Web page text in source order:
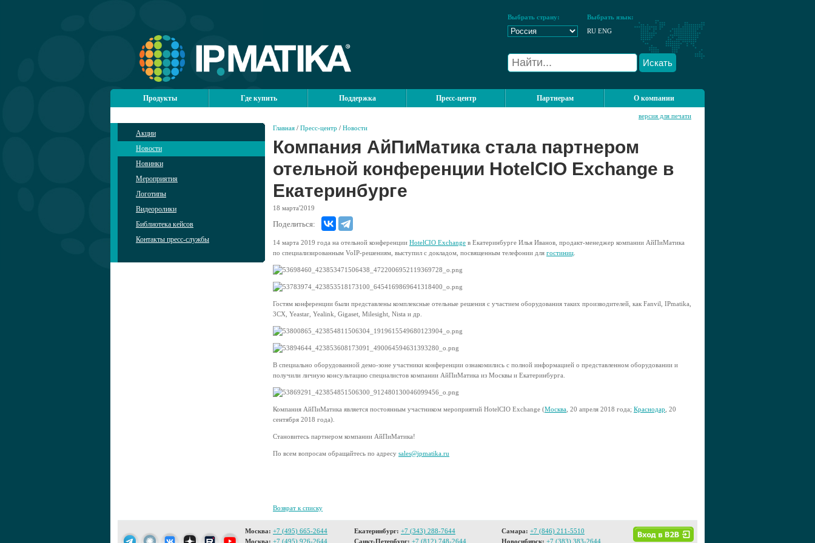
Выбрать страну:
Выбрать язык:
RU ENG
Искать
Продукты Где купить Поддержка Пресс-центр Партнерам О компании
Акции
Новости
Новинки
Мероприятия
Логотипы
Видеоролики
Библиотека кейсов
Контакты пресс-службы
Главная / Пресс-центр / Новости
версия для печати
Компания АйПиМатика стала партнером
отельной конференции HotelCIO Exchange в
Екатеринбурге
18 марта'2019
Поделиться:
14 марта 2019 года на отельной конференции HotelCIO Exchange в Екатеринбурге Илья Иванов, продакт-менеджер компании АйПиМатика
по специализированным VoIP-решениям, выступил с докладом, посвященным телефонии для гостиниц
Гостям конференции были представлены комплексные отельные решения с участием оборудования таких производителей, как Fanvil, IPmatika,
3CX, Yeastar, Yealink, Gigaset, Milesight, Nista и др.
В специально оборудованной демо-зоне участники конференции ознакомились с полной информацией о представленном оборудовании и
получили личную консультацию специалистов компании АйПиМатика из Москвы и Екатеринбурга.
Компания АйПиМатика является постоянным участником мероприятий HotelCIO Exchange (Москва , 20 апреля 2018 года; Краснодар , 20
сентября 2018 года).
Становитесь партнером компании АйПиМатика!
По всем вопросам обращайтесь по адресу sales@ipmatika.ru
Возврат к списку
Москва: +7 (495) 665-2644
Москва: +7 (495) 926-2644
Екатеринбург: +7 (343) 288-7644
Санкт-Петербург: +7 (812) 748-2644
Самара: +7 (846) 211-5510
Новосибирск: +7 (383) 383-2644